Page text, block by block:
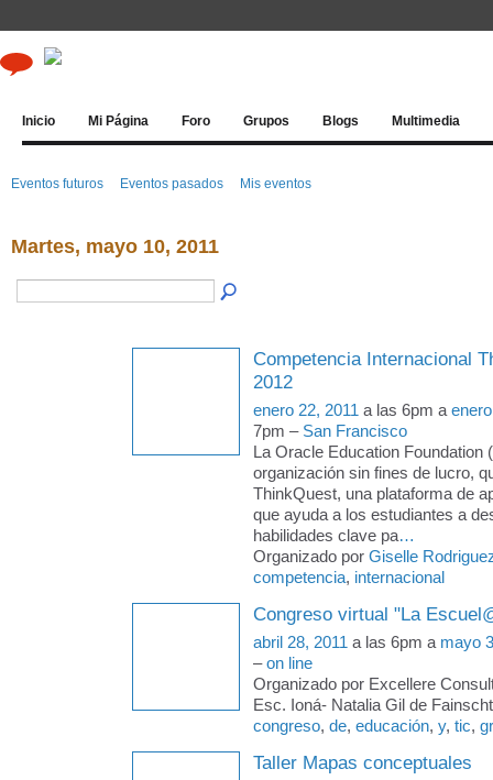
Inicio Mi Página Foro Grupos Blogs Multimedia
Eventos futuros Eventos pasados Mis eventos
Martes, mayo 10, 2011
Competencia Internacional
2012
enero 22, 2011 a las 6pm a
7pm – San Francisco
La Oracle Education Foundation
organización sin fines de lucro,
ThinkQuest, una plataforma de
que ayuda a los estudiantes a
habilidades clave pa…
Organizado por Giselle
competencia, internacional
Congreso virtual "La
abril 28, 2011 a las 6pm a mayo
–on line
Organizado por Excellere
Esc. Ioná- Natalia Gil de
congreso, de, educación, y, tic,
Taller Mapas conceptuales